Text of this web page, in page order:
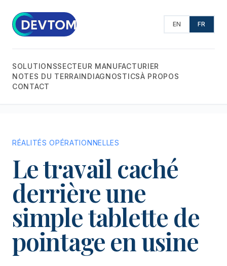
EN FR
SOLUTIONSSECTEUR MANUFACTURIER
NOTES DU TERRAINDIAGNOSTICSÀ PROPOS
CONTACT
RÉALITÉS OPÉRATIONNELLES
Le travail caché
derrière une
simple tablette de
pointage en usine